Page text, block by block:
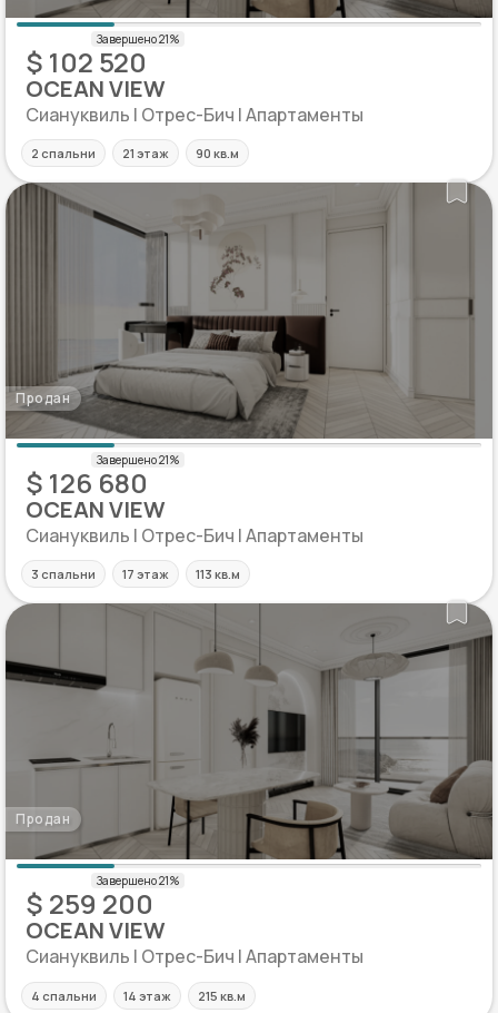
$ 102 520
OCEAN VIEW
Сиануквиль | Отрес-Бич | Апартаменты
2 спальни 21 этаж 90 кв.м
Продан
$ 126 680
OCEAN VIEW
Сиануквиль | Отрес-Бич | Апартаменты
3 спальни 17 этаж 113 кв.м
Продан
$ 259 200
OCEAN VIEW
Сиануквиль | Отрес-Бич | Апартаменты
4 спальни 14 этаж 215 кв.м